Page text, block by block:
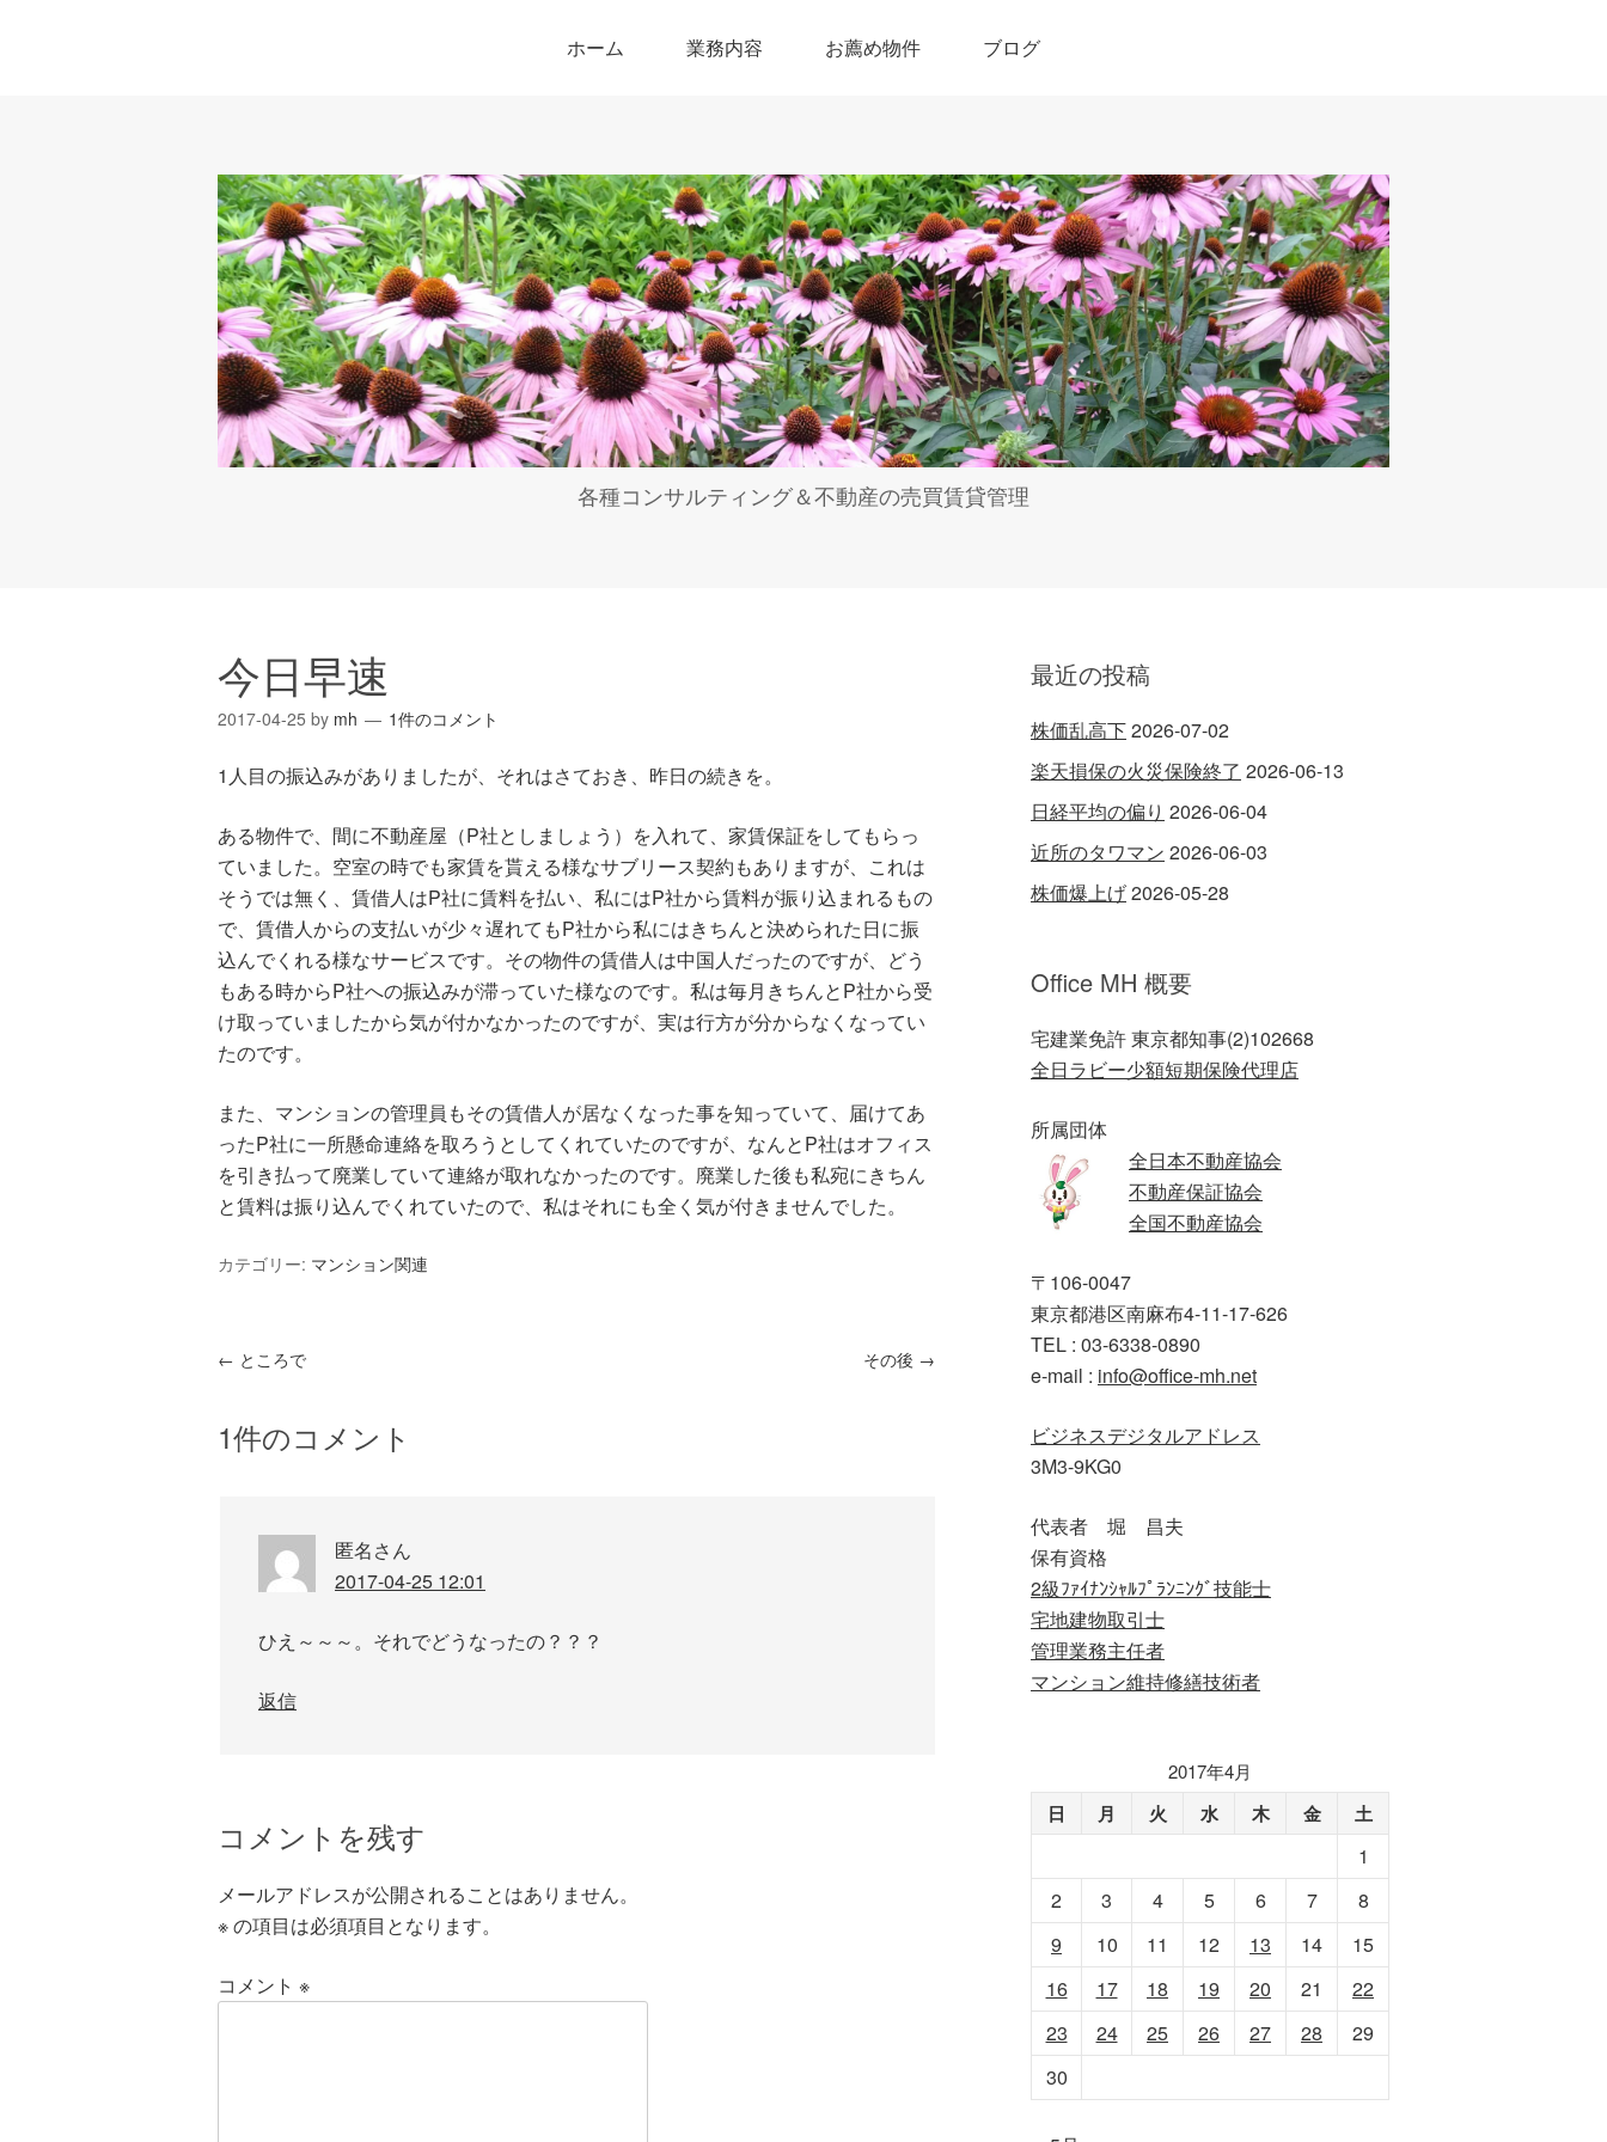
ホーム 業務内容 お薦め物件 ブログ
各種コンサルティング＆不動産の売買賃貸管理
今日早速
2017-04-25 by mh 1件のコメント
1人目の振込みがありましたが、それはさておき、昨日の続きを。
ある物件で、間に不動産屋（P社としましょう）を入れて、家賃保証をしてもらっ
ていました。空室の時でも家賃を貰える様なサブリース契約もありますが、これは
そうでは無く、賃借人はP社に賃料を払い、私にはP社から賃料が振り込まれるもの
で、賃借人からの支払いが少々遅れてもP社から私にはきちんと決められた日に振
込んでくれる様なサービスです。その物件の賃借人は中国人だったのですが、どう
もある時からP社への振込みが滞っていた様なのです。私は毎月きちんとP社から受
け取っていましたから気が付かなかったのですが、実は行方が分からなくなってい
たのです。
また、マンションの管理員もその賃借人が居なくなった事を知っていて、届けてあ
ったP社に一所懸命連絡を取ろうとしてくれていたのですが、なんとP社はオフィス
を引き払って廃業していて連絡が取れなかったのです。廃業した後も私宛にきちん
と賃料は振り込んでくれていたので、私はそれにも全く気が付きませんでした。
カテゴリー: マンション関連
← ところで その後 →
1件のコメント
匿名さん
2017-04-25 12:01
ひえ～～～。それでどうなったの？？？
返信
コメントを残す
メールアドレスが公開されることはありません。
※の項目は必須項目となります。
コメント ※
最近の投稿
株価乱高下2026-07-02
楽天損保の火災保険終了 2026-06-13
日経平均の偏り 2026-06-04
近所のタワマン 2026-06-03
株価爆上げ2026-05-28
Office MH 概要
宅建業免許 東京都知事(2)102668
全日ラビー少額短期保険代理店
所属団体
全日本不動産協会
不動産保証協会
全国不動産協会
〒106-0047
東京都港区南麻布4-11-17-626
TEL : 03-6338-0890
e-mail : info@office-mh.net
ビジネスデジタルアドレス
3M3-9KG0
代表者 堀 昌夫
保有資格
2級ﾌｧｲﾅﾝｼｬﾙﾌﾟﾗﾝﾆﾝｸﾞ技能士
宅地建物取引士
管理業務主任者
マンション維持修繕技術者
2017年4月
日 月 火 水 木 金 土
1
2
3 4 5 6 7
8
9
10 11 12 13 14
15
16
17 18 19 20 21
22
23
24 25 26 27 28
29
30